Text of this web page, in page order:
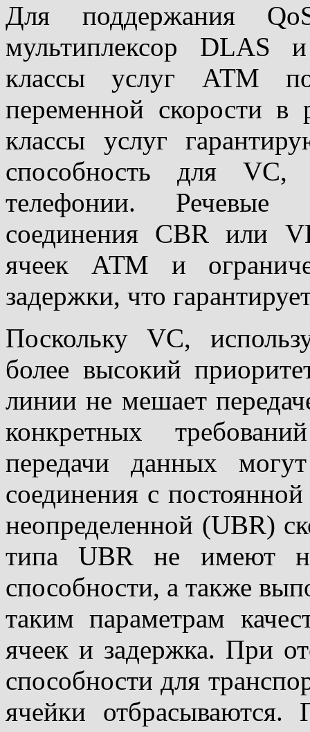
Для поддержания
мультиплексор DLAS
классы услуг АТМ
переменной скорости
классы услуг
способность для VC,
телефонии. Речевые
соединения CBR или
ячеек АТМ и
задержки, что
Поскольку VC,
более высокий
линии не мешает
конкретных
передачи данных
соединения с
неопределенной (UBR)
типа UBR не имеют
способности, а также
таким параметрам
ячеек и задержка. При
способности для
ячейки